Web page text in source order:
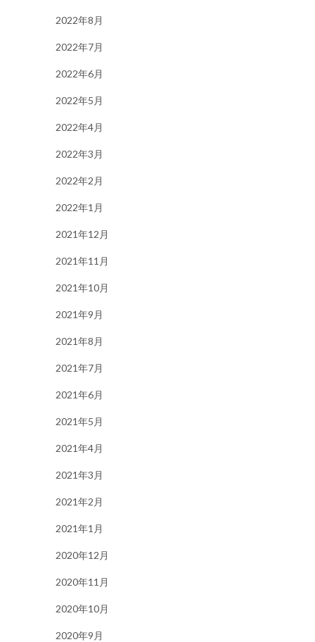
2022年8月
2022年7月
2022年6月
2022年5月
2022年4月
2022年3月
2022年2月
2022年1月
2021年12月
2021年11月
2021年10月
2021年9月
2021年8月
2021年7月
2021年6月
2021年5月
2021年4月
2021年3月
2021年2月
2021年1月
2020年12月
2020年11月
2020年10月
2020年9月